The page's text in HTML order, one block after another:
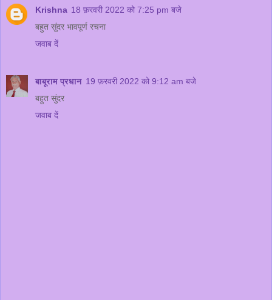
Krishna 18 फ़रवरी 2022 को 7:25 pm बजे
बहुत सुंदर भावपूर्ण रचना
जवाब दें
बाबूराम प्रधान 19 फ़रवरी 2022 को 9:12 am बजे
बहुत सुंदर
जवाब दें